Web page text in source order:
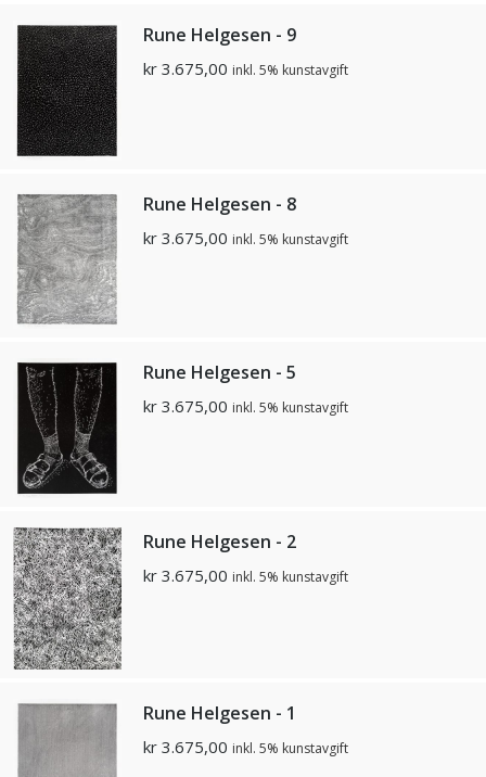
Rune Helgesen - 9
kr 3.675,00 inkl. 5% kunstavgift
Rune Helgesen - 8
kr 3.675,00 inkl. 5% kunstavgift
Rune Helgesen - 5
kr 3.675,00 inkl. 5% kunstavgift
Rune Helgesen - 2
kr 3.675,00 inkl. 5% kunstavgift
Rune Helgesen - 1
kr 3.675,00 inkl. 5% kunstavgift